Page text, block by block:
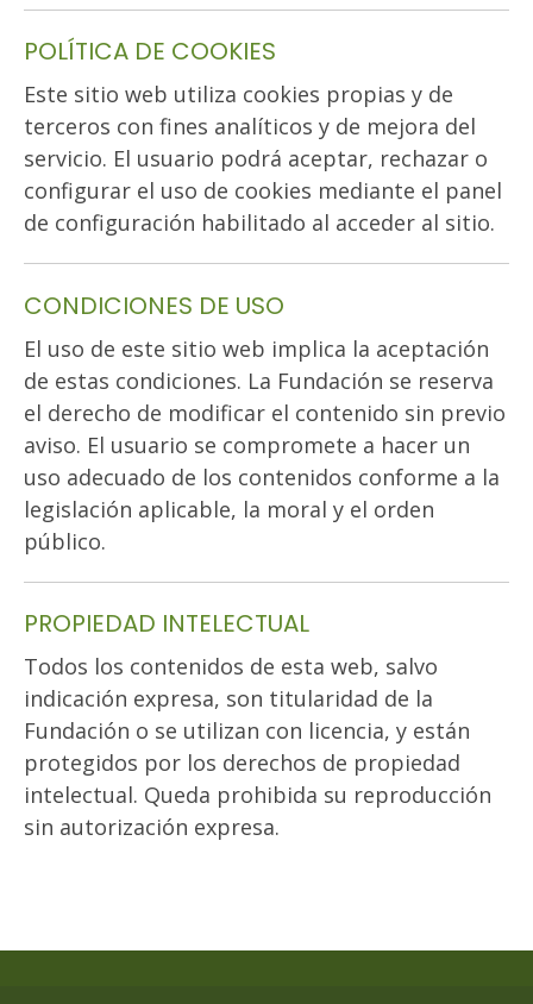
POLÍTICA DE COOKIES
Este sitio web utiliza cookies propias y de
terceros con fines analíticos y de mejora del
servicio. El usuario podrá aceptar, rechazar o
configurar el uso de cookies mediante el panel
de configuración habilitado al acceder al sitio.
CONDICIONES DE USO
El uso de este sitio web implica la aceptación
de estas condiciones. La Fundación se reserva
el derecho de modificar el contenido sin previo
aviso. El usuario se compromete a hacer un
uso adecuado de los contenidos conforme a la
legislación aplicable, la moral y el orden
público.
PROPIEDAD INTELECTUAL
Todos los contenidos de esta web, salvo
indicación expresa, son titularidad de la
Fundación o se utilizan con licencia, y están
protegidos por los derechos de propiedad
intelectual. Queda prohibida su reproducción
sin autorización expresa.